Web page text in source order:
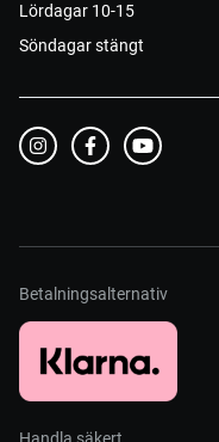
Lördagar 10-15
Söndagar stängt
Betalningsalternativ